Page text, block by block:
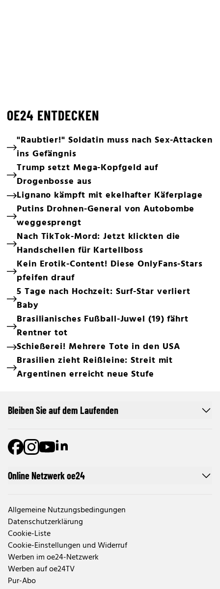
OE24 ENTDECKEN
"Raubtier!" Soldatin muss nach Sex-Attacken
ins Gefängnis
Trump setzt Mega-Kopfgeld auf
Drogenbosse aus
Lignano kämpft mit ekelhafter Käferplage
Putins Drohnen-General von Autobombe
weggesprengt
Nach TikTok-Mord: Jetzt klickten die
Handschellen für Kartellboss
Kein Erotik-Content! Diese OnlyFans-Stars
pfeifen drauf
5 Tage nach Hochzeit: Surf-Star verliert
Baby
Brasilianisches Fußball-Juwel (19) fährt
Rentner tot
Schießerei! Mehrere Tote in den USA
Brasilien zieht Reißleine: Streit mit
Argentinen erreicht neue Stufe
Online Netzwerk oe24
Allgemeine Nutzungsbedingungen
Datenschutzerklärung
Cookie-Liste
Cookie-Einstellungen und Widerruf
Werben im oe24-Netzwerk
Werben auf oe24TV
Pur-Abo
Bleiben Sie auf dem Laufenden